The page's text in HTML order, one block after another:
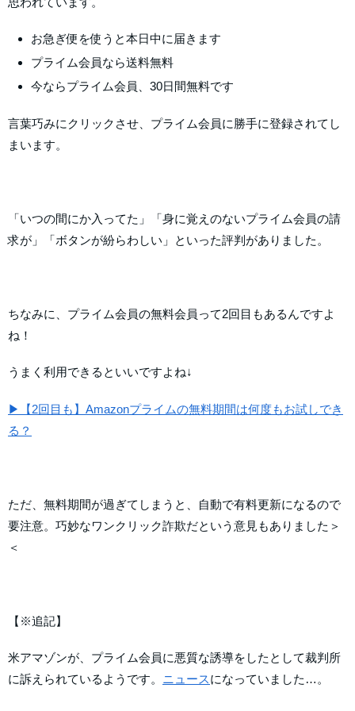
お急ぎ便を使うと本日中に届きます
プライム会員なら送料無料
今ならプライム会員、30日間無料です
言葉巧みにクリックさせ、プライム会員に勝手に登録されてし
まいます。
「いつの間にか入ってた」「身に覚えのないプライム会員の請
求が」「ボタンが紛らわしい」といった評判がありました。
ちなみに、プライム会員の無料会員って2回目もあるんですよ
ね！
うまく利用できるといいですよね↓
▶【2回目も】Amazonプライムの無料期間は何度もお試しでき
る？
ただ、無料期間が過ぎてしまうと、自動で有料更新になるので
要注意。巧妙なワンクリック詐欺だという意見もありました＞
＜
【※追記】
米アマゾンが、プライム会員に悪質な誘導をしたとして裁判所
に訴えられているようです。 ニュースになっていました…。